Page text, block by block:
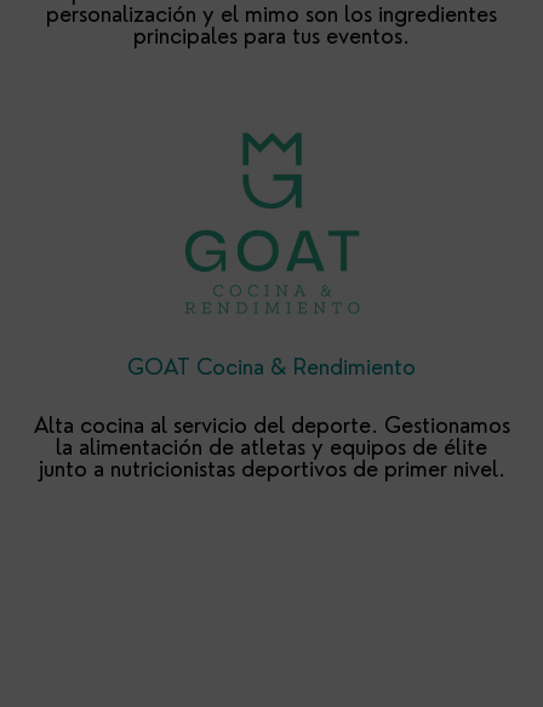
personalización y el mimo son los ingredientes
principales para tus eventos.
GOAT Cocina & Rendimiento
Alta cocina al servicio del deporte. Gestionamos
la alimentación de atletas y equipos de élite
junto a nutricionistas deportivos de primer nivel.